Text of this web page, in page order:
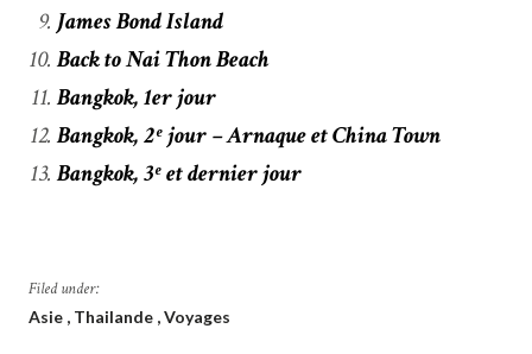
James Bond Island
Back to Nai Thon Beach
Bangkok, 1er jour
Bangkok, 2ᵉ jour – Arnaque et China Town
Bangkok, 3ᵉ et dernier jour
Filed under:
Asie Thailande Voyages